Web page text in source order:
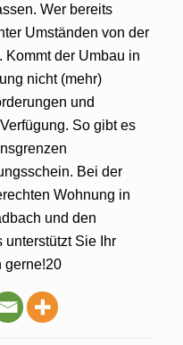
Wer bereits
Umständen von der
Kommt der Umbau in
nicht (mehr)
und
So gibt es
Bei der
Wohnung in
und den
Sie Ihr
gerne!20